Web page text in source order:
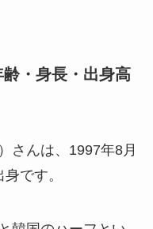
・身長・出身高
さんは、1997年8月
です。